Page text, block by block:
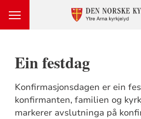
Ein festdag
Konfirmasjonsdagen er ein
konfirmanten, familien og
markerer avslutninga på